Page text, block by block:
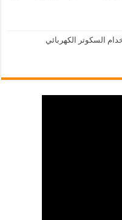
السكوتر الكهربائي